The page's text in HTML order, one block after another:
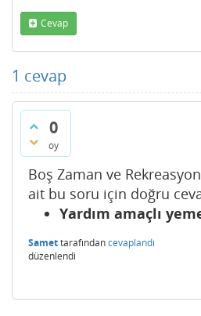
Cevap
1 cevap
0
oy
Boş Zaman ve
ait bu soru için doğru
Yardım amaçlı
Samettarafındancevaplandı
düzenlendi